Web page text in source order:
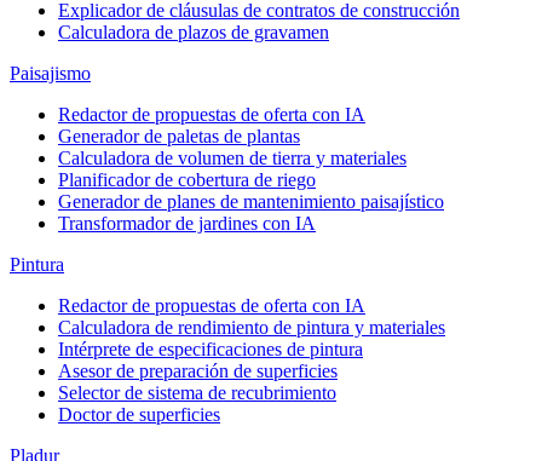
Explicador de cláusulas de contratos de construcción
Calculadora de plazos de gravamen
Paisajismo
Redactor de propuestas de oferta con IA
Generador de paletas de plantas
Calculadora de volumen de tierra y materiales
Planificador de cobertura de riego
Generador de planes de mantenimiento paisajístico
Transformador de jardines con IA
Pintura
Redactor de propuestas de oferta con IA
Calculadora de rendimiento de pintura y materiales
Intérprete de especificaciones de pintura
Asesor de preparación de superficies
Selector de sistema de recubrimiento
Doctor de superficies
Pladur